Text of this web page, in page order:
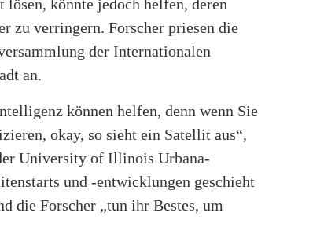
lösen, könnte jedoch helfen, deren
zu verringern. Forscher priesen die
der Internationalen
an.
können helfen, denn wenn Sie
okay, so sieht ein Satellit aus“,
University of Illinois Urbana-
und -entwicklungen geschieht
die Forscher „tun ihr Bestes, um